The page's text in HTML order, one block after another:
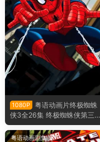
1080P
粤语动画片终极蜘蛛
侠3全26集 终极蜘蛛侠第三季
粤语版
粤语动画剧集